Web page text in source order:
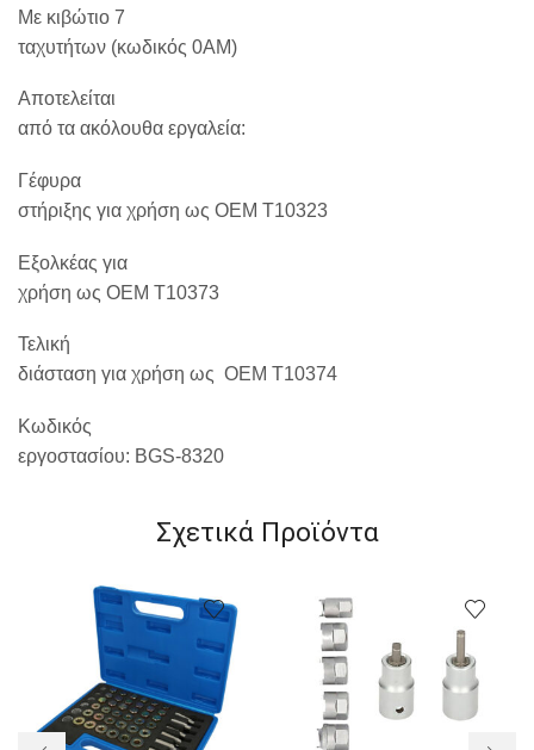
Με κιβώτιο 7
ταχυτήτων (κωδικός 0AM)
Αποτελείται
από τα ακόλουθα εργαλεία:
Γέφυρα
στήριξης για χρήση ως OEM T10323
Εξολκέας για
χρήση ως OEM T10373
Τελική
διάσταση για χρήση ως OEM T10374
Κωδικός
εργοστασίου: BGS-8320
Σχετικά Προϊόντα